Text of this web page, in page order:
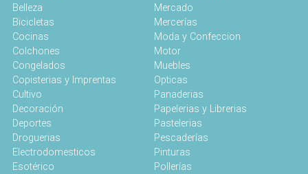
Belleza
Bicicletas
Cocinas
Colchones
Congelados
Copisterias y Imprentas
Cultivo
Decoración
Deportes
Droguerias
Electrodomesticos
Esotérico
Mercado
Mercerías
Moda y Confeccion
Motor
Muebles
Opticas
Panaderias
Papelerias y Librerias
Pastelerias
Pescaderías
Pinturas
Pollerías